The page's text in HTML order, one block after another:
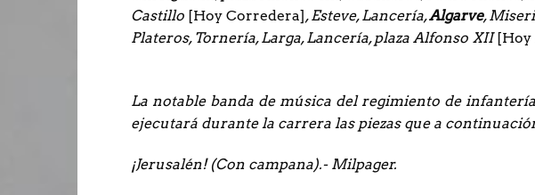
Castillo [Hoy Corredera] , Esteve, Lancería,Algarve,
Plateros, Tornería, Larga, Lancería, plaza Alfonso XII[Hoy
La notable banda de música del regimiento de
ejecutará durante la carrera las piezas que a
¡Jerusalén! (Con campana).- Milpager.